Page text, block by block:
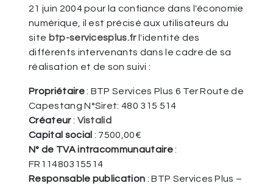
21 juin 2004 pour la confiance dans l'économie
numérique, il est précisé aux utilisateurs du
site btp-servicesplus.frl'identité des
différents intervenants dans le cadre de sa
réalisation et de son suivi :
Propriétaire: BTP Services Plus 6 Ter Route de
Capestang N°Siret: 480 315 514
Créateur: Vistalid
Capital social : 7500,00€
N° de TVA intracommunautaire:
FR11480315514
Responsable publication : BTP Services Plus –